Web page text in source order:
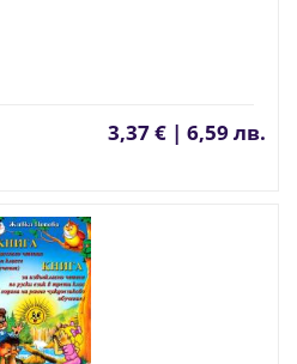
3,37 € | 6,59 лв.